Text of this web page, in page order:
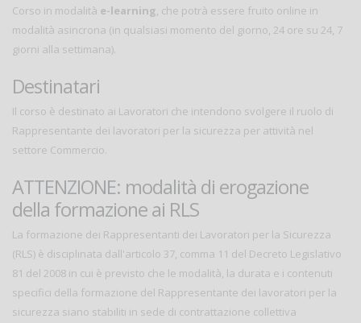
Corso in modalità e-learning, che potrà essere fruito online in
modalità asincrona (in qualsiasi momento del giorno, 24 ore su 24, 7
giorni alla settimana).
Destinatari
Il corso è destinato ai Lavoratori che intendono svolgere il ruolo di
Rappresentante dei lavoratori per la sicurezza per attività nel
settore Commercio.
ATTENZIONE: modalità di erogazione
della formazione ai RLS
La formazione dei Rappresentanti dei Lavoratori per la Sicurezza
(RLS) è disciplinata dall'articolo 37, comma 11 del Decreto Legislativo
81 del 2008 in cui è previsto che le modalità, la durata e i contenuti
specifici della formazione del Rappresentante dei lavoratori per la
sicurezza siano stabiliti in sede di contrattazione collettiva